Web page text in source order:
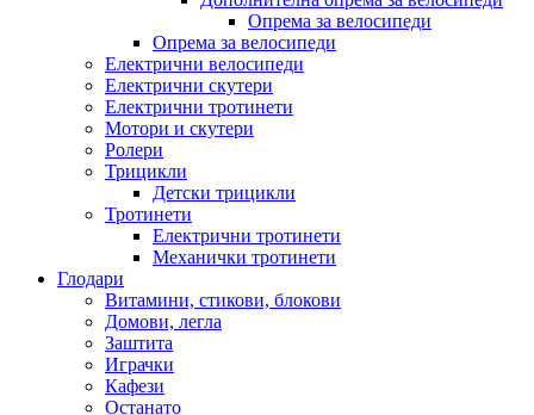
Опрема за велосипеди
Опрема за велосипеди
Електрични велосипеди
Електрични скутери
Електрични тротинети
Мотори и скутери
Ролери
Трицикли
Детски трицикли
Тротинети
Електрични тротинети
Механички тротинети
Глодари
Витамини, стикови, блокови
Домови, легла
Заштита
Играчки
Кафези
Останато